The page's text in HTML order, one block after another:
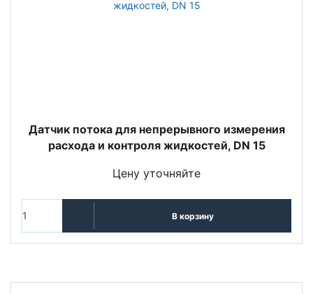
Датчик потока для непрерывного измерения
расхода и контроля жидкостей, DN 15
Цену уточняйте
В корзину